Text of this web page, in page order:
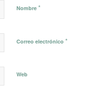
Nombre *
Correo electrónico *
Web